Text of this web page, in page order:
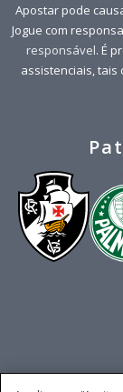
Apostar pode
Jogue com
responsável. É
assistenciais, tais